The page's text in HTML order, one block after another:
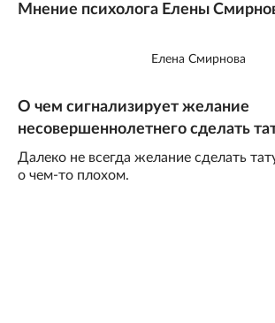
Мнение психолога Елены
Елена Смирнова
О чем сигнализирует желание
несовершеннолетнего сделать
Далеко не всегда желание сделать
о чем-то плохом.